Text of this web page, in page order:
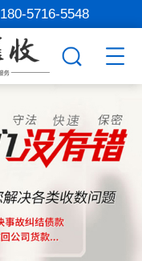
180-5716-5548